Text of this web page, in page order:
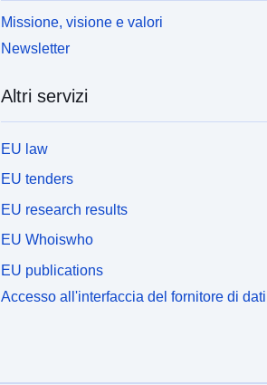
Missione, visione e valori
Newsletter
Altri servizi
EU law
EU tenders
EU research results
EU Whoiswho
EU publications
Accesso all'interfaccia del fornitore di dati